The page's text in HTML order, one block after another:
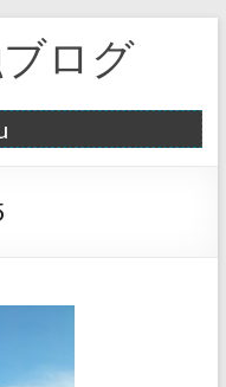
ログ